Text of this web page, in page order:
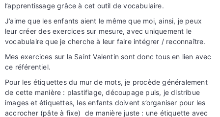
l’apprentissage grâce à cet outil de vocabulaire.
J’aime que les enfants aient le même que moi, ainsi, je peux
leur créer des exercices sur mesure, avec uniquement le
vocabulaire que je cherche à leur faire intégrer / reconnaître.
Mes exercices sur la Saint Valentin sont donc tous en lien avec
ce référentiel.
Pour les étiquettes du mur de mots, je procède généralement
de cette manière : plastifiage, découpage puis, je distribue
images et étiquettes, les enfants doivent s’organiser pour les
accrocher (pâte à fixe) de manière juste : une étiquette avec